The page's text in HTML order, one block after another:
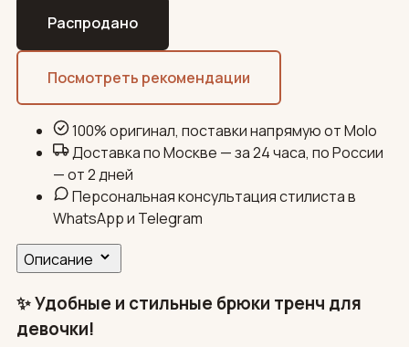
Распродано
Посмотреть рекомендации
100% оригинал, поставки напрямую от Molo
Доставка по Москве — за 24 часа, по России
— от 2 дней
Персональная консультация стилиста в
WhatsApp и Telegram
Описание
✨ Удобные и стильные брюки тренч для
девочки!